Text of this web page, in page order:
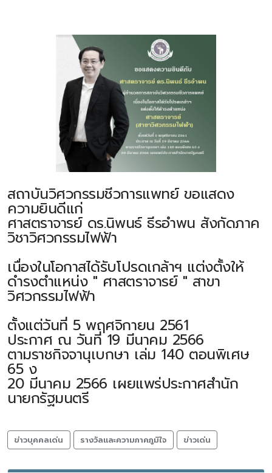
สถาบันวิศวกรรมชีวการแพทย์ ขอแสดง
ความยินดีแก่
ศาสตราจารย์ ดร.นิพนธ์ ธีรอำพน สังกัดภาค
วิชาวิศวกรรมไฟฟ้า
เนื่องในโอกาสได้รับโปรดเกล้าฯ แต่งตั้งให้
ดำรงตำแหน่ง " ศาสตราจารย์ " สาขา
วิศวกรรมไฟฟ้า
ตั้งแต่วันที่ 5 พฤศจิกายน 2561
ประกาศ ณ วันที่ 19 มีนาคม 2566
ตามราชกิจจานุเบกษา เล่ม 140 ตอนพิเศษ
65 ง
20 มีนาคม 2566 เผยแพร่ประกาศสำนัก
นายกรัฐมนตรี
ข่าวบุคคลเด่น รางวัลและความภาคภูมิใจ ข่าวเด่น